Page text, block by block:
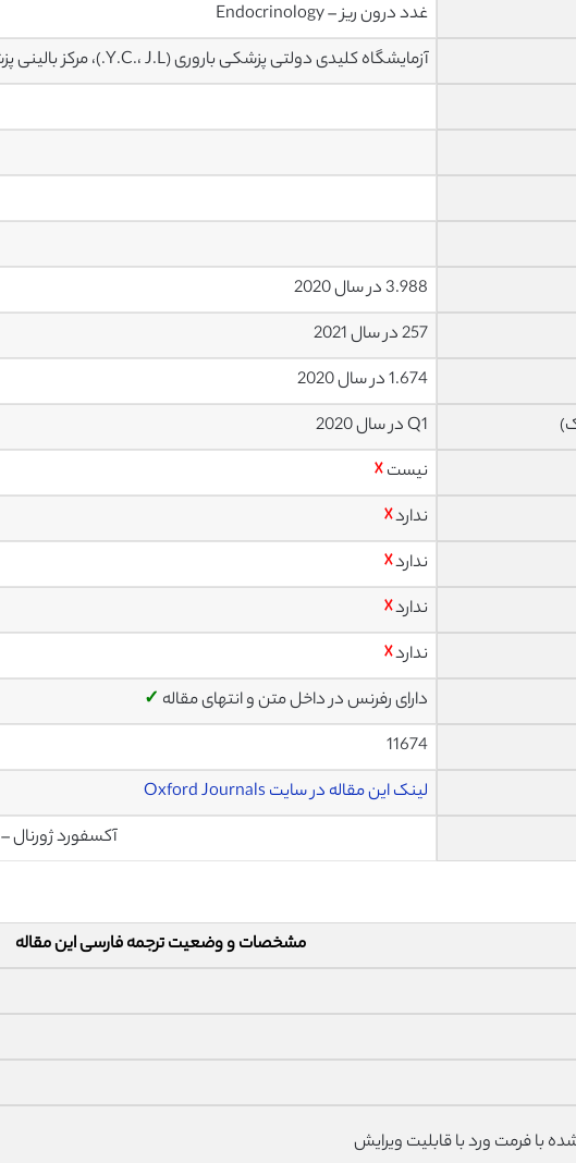
غدد درون ریز – Endocrinology
آزمایشگاه کلیدی دولتی پزشکی باروری (Y.C.، J.L.)، مرکز بالینی پزشکی باروری، دانشگاه پزشکی نانجینگ، چین
3.988 در سال 2020
257 در سال 2021
1.674 در سال 2020
Q1 در سال 2020
نیست☓
ندارد☓
ندارد☓
ندارد☓
ندارد☓
دارای رفرنس در داخل متن و انتهای مقاله ✓
11674
لینک این مقاله در سایت Oxford Journals
آکسفورد ژورنال – Oxford Journals
مشخصات و وضعیت ترجمه فارسی این مقاله
با فرمت ورد با قابلیت ویرایش